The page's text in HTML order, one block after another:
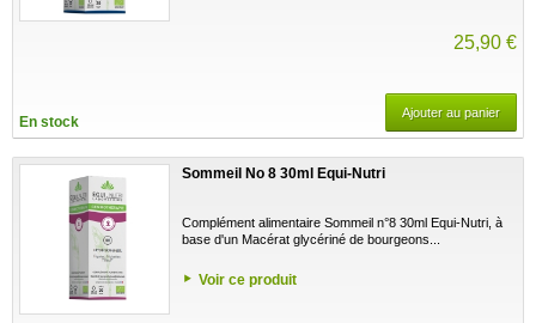
25,90 €
En stock
Ajouter au panier
Sommeil No 8 30ml Equi-Nutri
Complément alimentaire Sommeil n°8 30ml Equi-Nutri, à
base d'un Macérat glycériné de bourgeons...
Voir ce produit